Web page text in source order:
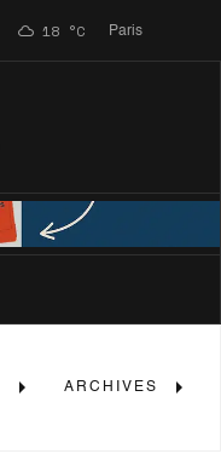
Paris
18 °C
ARCHIVES